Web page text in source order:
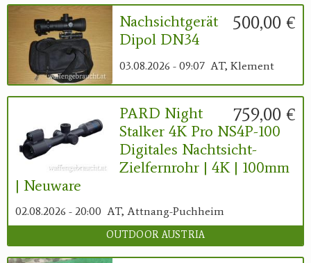
500,00 €
Nachsichtgerät
Dipol DN34
03.08.2026 - 09:07 AT, Klement
759,00 €
PARD Night
Stalker 4K Pro NS4P-100
Digitales Nachtsicht-
Zielfernrohr | 4K | 100mm
| Neuware
02.08.2026 - 20:00 AT, Attnang-Puchheim
OUTDOOR AUSTRIA